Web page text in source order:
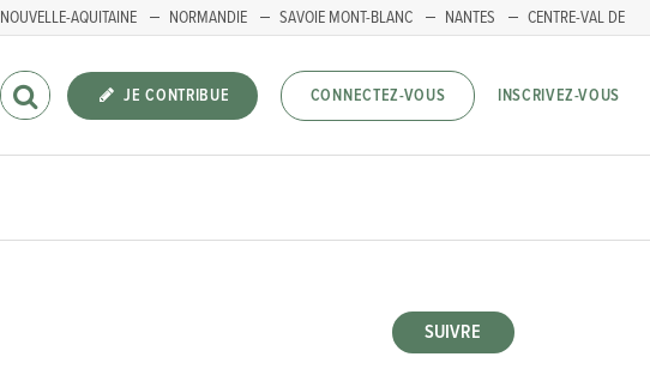
NOUVELLE-AQUITAINE NORMANDIE SAVOIE MONT-BLANC NANTES
CENTRE-VAL DE
JE CONTRIBUE CONNECTEZ-VOUS INSCRIVEZ-VOUS
SUIVRE